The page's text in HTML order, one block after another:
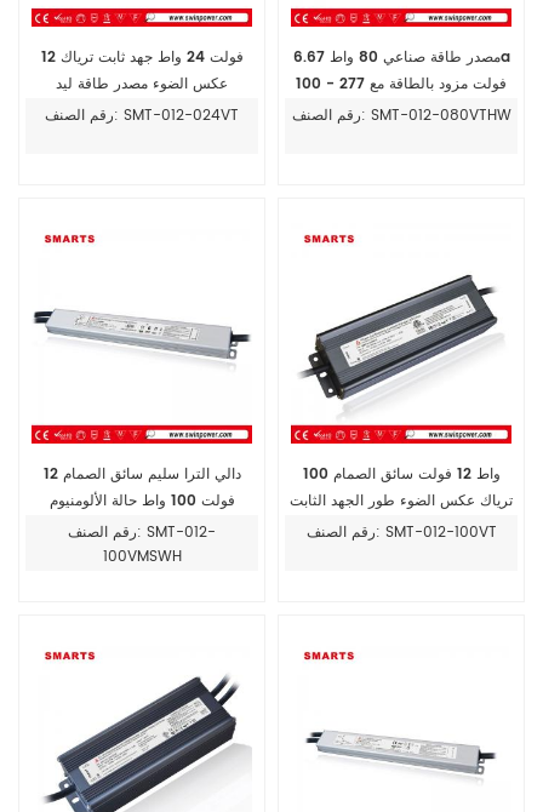
12 فولت 24 واط جهد ثابت ترياك
عكس الضوء مصدر طاقة ليد
رقم الصنف: SMT-012-024VT
مصدر طاقة صناعي 80 واط 6.67a
100 - 277 فولت مزود بالطاقة مع
ضمان 7 سنوات
رقم الصنف: SMT-012-080VTHW
دالي الترا سليم سائق الصمام 12
فولت 100 واط حالة الألومنيوم
للاستخدام في الهواء الطلق
رقم الصنف: SMT-012-
100VMSWH
100 واط 12 فولت سائق الصمام
ترياك عكس الضوء طور الجهد الثابت
ETL
رقم الصنف: SMT-012-100VT